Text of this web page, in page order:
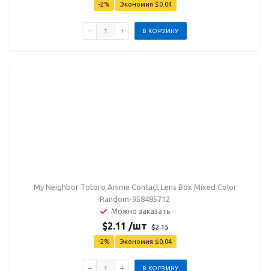
-2% Экономия $0.04
В КОРЗИНУ
My Neighbor Totoro Anime Contact Lens Box Mixed Color
Random-958485712
Можно заказать
$2.11 /шт $2.15
-2% Экономия $0.04
В КОРЗИНУ